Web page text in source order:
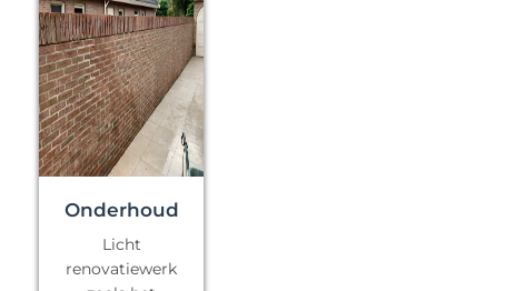
Onderhoud
Licht
renovatiewerk